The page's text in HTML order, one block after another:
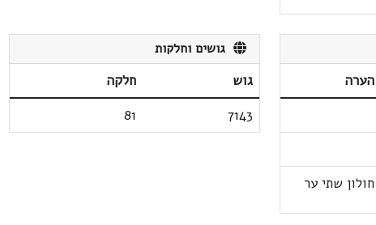
הערה
חולון שתי ער
גושים וחלקות
גוש
חלקה
7143
81